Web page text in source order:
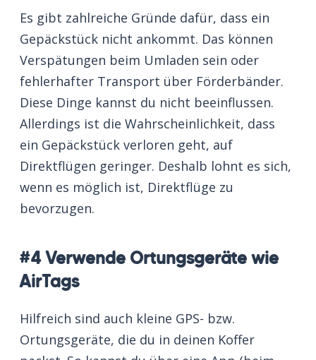
Es gibt zahlreiche Gründe dafür, dass ein
Gepäckstück nicht ankommt. Das können
Verspätungen beim Umladen sein oder
fehlerhafter Transport über Förderbänder.
Diese Dinge kannst du nicht beeinflussen.
Allerdings ist die Wahrscheinlichkeit, dass
ein Gepäckstück verloren geht, auf
Direktflügen geringer. Deshalb lohnt es sich,
wenn es möglich ist, Direktflüge zu
bevorzugen.
#4 Verwende Ortungsgeräte wie
AirTags
Hilfreich sind auch kleine GPS- bzw.
Ortungsgeräte, die du in deinen Koffer